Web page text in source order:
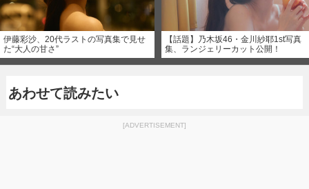
伊藤彩沙、20代ラストの写真集で見せ
た“大人の甘さ”
【話題】乃木坂46・金川紗耶1st写真
集、ランジェリーカット公開！
あわせて読みたい
[ADVERTISEMENT]